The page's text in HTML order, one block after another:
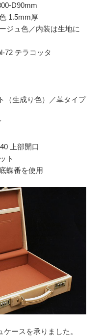
D90mm
1.5mm厚
ジュ色／内装は生地に
72 テラコッタ
（生成り色）／革タイプ
上部開口
ト
蝶番を使用
ースを承りました。